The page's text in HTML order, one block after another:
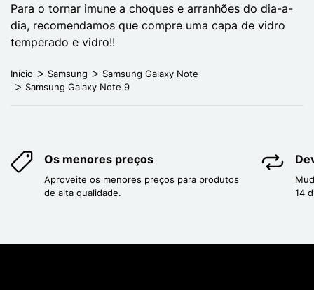
Para o tornar imune a choques e arranhões do dia-a-
dia, recomendamos que compre uma capa de vidro
temperado e vidro!!
Início Samsung
Samsung Galaxy Note
Samsung Galaxy Note 9
Os menores preços
Aproveite os menores preços para produtos
de alta qualidade.
14